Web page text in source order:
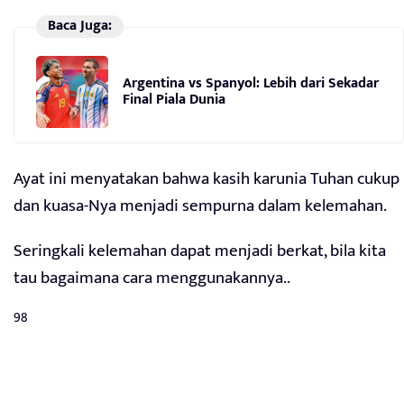
Baca Juga:
Argentina vs Spanyol: Lebih dari Sekadar
Final Piala Dunia
Ayat ini menyatakan bahwa kasih karunia Tuhan cukup
dan kuasa-Nya menjadi sempurna dalam kelemahan.
Seringkali kelemahan dapat menjadi berkat, bila kita
tau bagaimana cara menggunakannya..
98